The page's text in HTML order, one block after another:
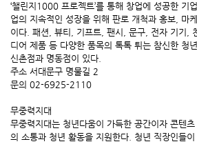
‘챌린지1000 프로젝트’를 통해 창업에 성공한 기
업의 지속적인 성장을 위해 판로 개척과 홍보, 마
이다. 패션, 뷰티, 기프트, 팬시, 문구, 전자 기기,
디어 제품 등 다양한 품목의 톡톡 튀는 참신한 청
신촌점과 명동점이 있다.
주소 서대문구 명물길 2
문의 02-6925-2110
무중력지대
무중력지대는 청년다움이 가득한 공간이자 콘텐
의 소통과 청년 활동을 지원한다. 청년 직장인들